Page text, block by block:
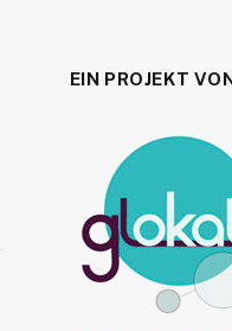
EIN PROJEKT